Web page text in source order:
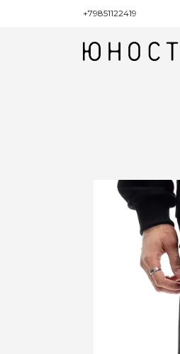
+79851122419